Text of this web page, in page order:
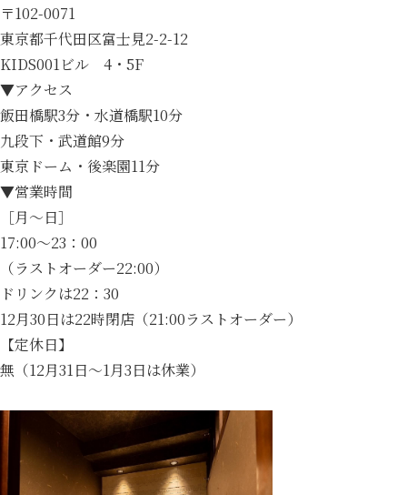
〒102-0071
東京都千代田区富士見2-2-12
KIDS001ビル 4・5F
▼アクセス
飯田橋駅3分・水道橋駅10分
九段下・武道館9分
東京ドーム・後楽園11分
▼営業時間
［月～日］
17:00～23：00
（ラストオーダー22:00）
ドリンクは22：30
12月30日は22時閉店（21:00ラストオーダー）
【定休日】
無（12月31日～1月3日は休業）